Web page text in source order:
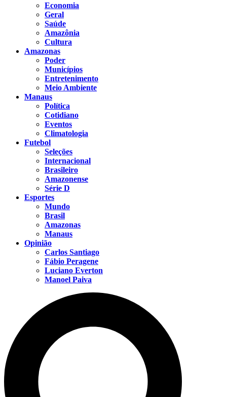
Economia
Geral
Saúde
Amazônia
Cultura
Amazonas
Poder
Municípios
Entretenimento
Meio Ambiente
Manaus
Política
Cotidiano
Eventos
Climatologia
Futebol
Seleções
Internacional
Brasileiro
Amazonense
Série D
Esportes
Mundo
Brasil
Amazonas
Manaus
Opinião
Carlos Santiago
Fábio Peragene
Luciano Everton
Manoel Paiva